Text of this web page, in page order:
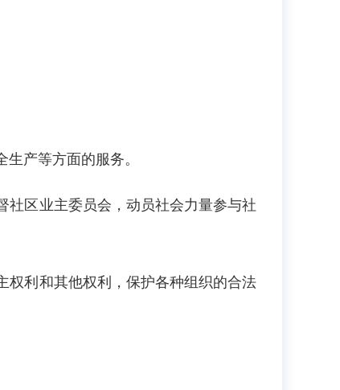
产等方面的服务。
社区业主委员会，动员社会力量参与社
权利和其他权利，保护各种组织的合法